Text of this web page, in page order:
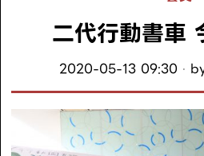
二代行動書車
2020-05-13 09:30